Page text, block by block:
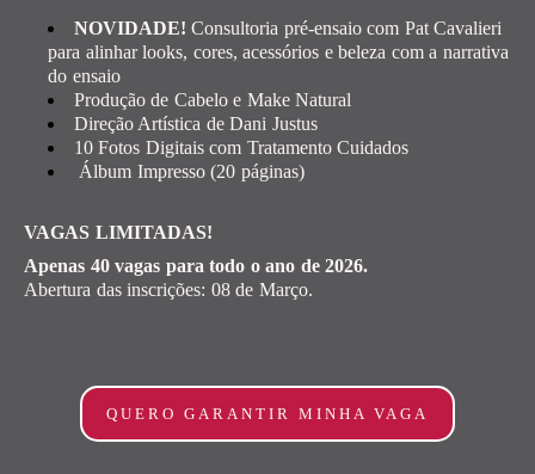
NOVIDADE!Consultoria pré-ensaio com Pat Cavalieri
para alinhar looks, cores, acessórios e beleza com a narrativa
do ensaio
Produção de Cabelo e Make Natural
Direção Artística de Dani Justus
10 Fotos Digitais com Tratamento Cuidados
Álbum Impresso (20 páginas)
VAGAS LIMITADAS!
Apenas 40 vagas para todo o ano de 2026.
Abertura das inscrições: 08 de Março.
QUERO GARANTIR MINHA VAGA